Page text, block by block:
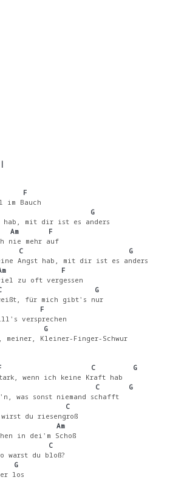
F
im Bauch
G
hab, mit dir ist es anders
Am       F
nie mehr auf
C                         G
Angst hab, mit dir ist es anders
F
zu oft vergessen
G
für mich gibt's nur
F
versprechen
G
Kleiner-Finger-Schwur
C         G
wenn ich keine Kraft hab
C       G
was sonst niemand schafft
C
du riesengroß
Am
in dei'm Schoß
C
warst du bloß?
G
los